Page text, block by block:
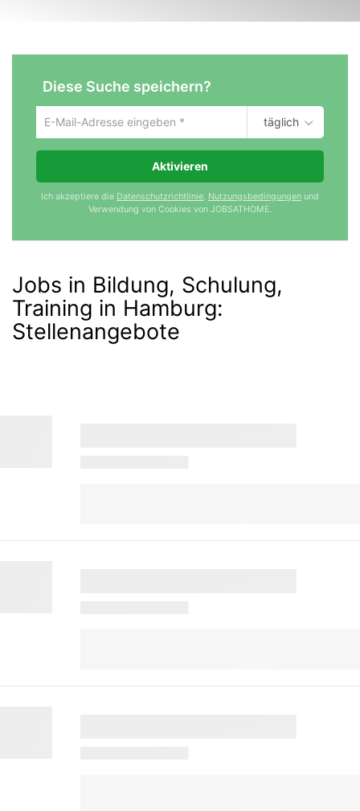
Diese Suche speichern?
Um
die
aktuelle
zu
deine
ein
täglich
Aktivieren
Ich akzeptiere die Datenschutzrichtlinie, Nutzungsbedingungen und
Verwendung von Cookies von JOBSATHOME.
Jobs in Bildung, Schulung,
Training in Hamburg:
Stellenangebote